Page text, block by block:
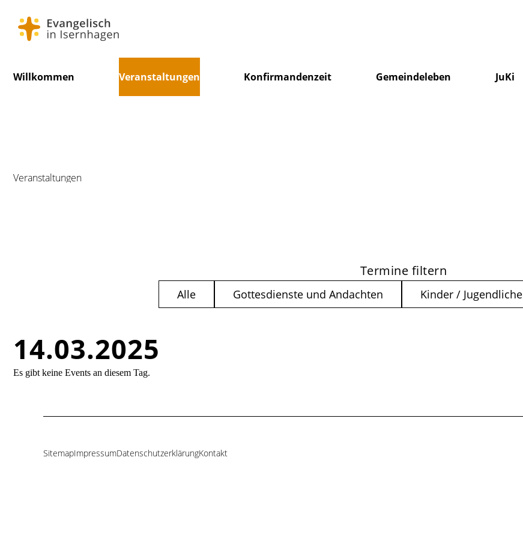
überspringen
Willkommen Veranstaltungen Konfirmandenzeit Gemeindeleben JuKi
Veranstaltungen
14.03.2025
Termine filtern
Alle Gottesdienste und Andachten Kinder / Jugendliche
Es gibt keine Events an diesem Tag.
Navigation
SitemapImpressumDatenschutzerklärungKontakt